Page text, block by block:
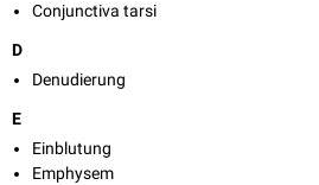
Conjunctiva tarsi
D
Denudierung
E
Einblutung
Emphysem